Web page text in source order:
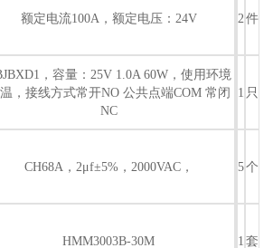
额定电流100A，额定电压：24V 2 件
，容量：25V 1.0A 60W，使用环境
，接线方式常开NO 公共点端COM 常闭
NC
1 只
CH68A，2μf±5%，2000VAC， 5个
HMM3003B-30M 1 套